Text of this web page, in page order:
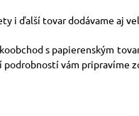
i ďalší tovar dodávame aj
s papierenským
vám pripravíme